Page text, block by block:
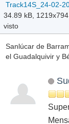
Track14S_24-02-
34.89 kB, 1219x794
visto
Sanlúcar de
el Guadalquivir y